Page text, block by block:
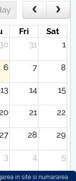
Fri
Sat
30 31 1
6 7 8
13 14 15
21 22
27 28 29
3 4 5
in site si numararea